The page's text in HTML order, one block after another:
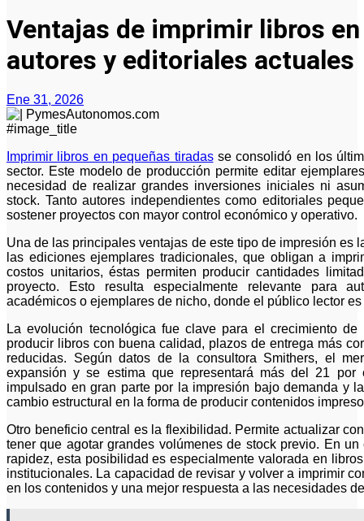
Ventajas de imprimir libros
autores y editoriales actuales
Ene 31, 2026
#image_title
Imprimir libros en pequeñas tiradasse consolidó en los
sector. Este modelo de producción permite editar
necesidad de realizar grandes inversiones iniciales ni
stock. Tanto autores independientes como editoriales
sostener proyectos con mayor control económico y operativo.
Una de las principales ventajas de este tipo de impresión es
las ediciones ejemplares tradicionales, que obligan a
costos unitarios, éstas permiten producir cantidades
proyecto. Esto resulta especialmente relevante para
académicos o ejemplares de nicho, donde el público lector
La evolución tecnológica fue clave para el crecimiento
producir libros con buena calidad, plazos de entrega más
reducidas. Según datos de la consultora Smithers, el
expansión y se estima que representará más del 21
impulsado en gran parte por la impresión bajo demanda y
cambio estructural en la forma de producir contenidos
Otro beneficio central es la flexibilidad. Permite actualizar
tener que agotar grandes volúmenes de stock previo. En
rapidez, esta posibilidad es especialmente valorada en
institucionales. La capacidad de revisar y volver a imprimir
en los contenidos y una mejor respuesta a las necesidades